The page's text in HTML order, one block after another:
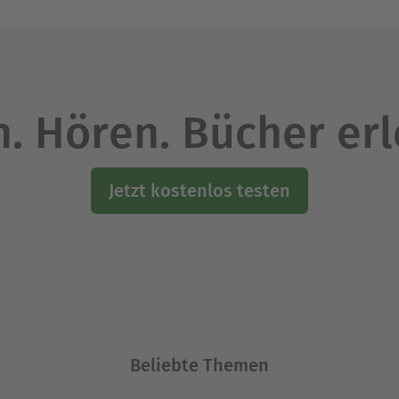
Hören. Bücher
Jetzt kostenlos testen
Beliebte Themen